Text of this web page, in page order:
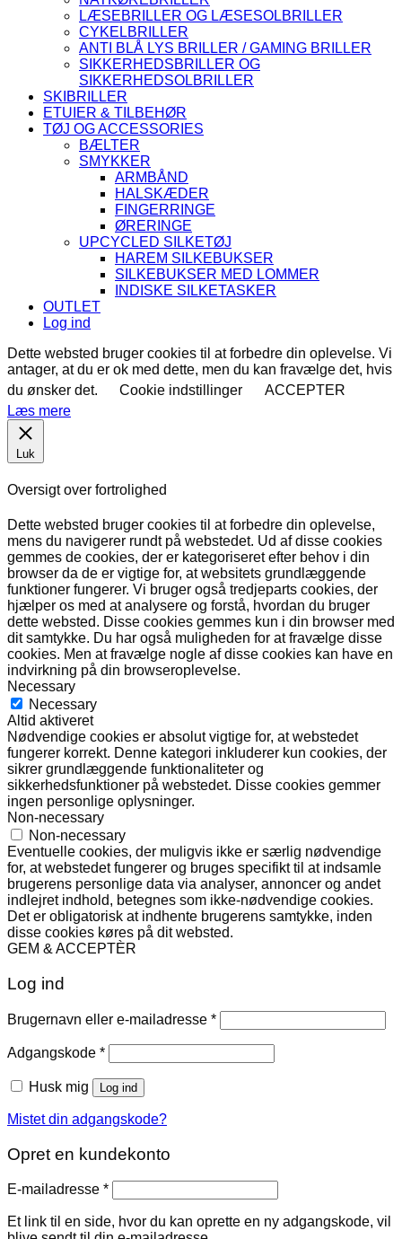
LÆSEBRILLER OG LÆSESOLBRILLER
CYKELBRILLER
ANTI BLÅ LYS BRILLER / GAMING BRILLER
SIKKERHEDSBRILLER OG
SIKKERHEDSOLBRILLER
SKIBRILLER
ETUIER & TILBEHØR
TØJ OG ACCESSORIES
BÆLTER
SMYKKER
ARMBÅND
HALSKÆDER
FINGERRINGE
ØRERINGE
UPCYCLED SILKETØJ
HAREM SILKEBUKSER
SILKEBUKSER MED LOMMER
INDISKE SILKETASKER
OUTLET
Log ind
Dette websted bruger cookies til at forbedre din oplevelse. Vi
antager, at du er ok med dette, men du kan fravælge det, hvis
du ønsker det.
Cookie indstillinger
ACCEPTER
Læs mere
Luk
Oversigt over fortrolighed
Dette websted bruger cookies til at forbedre din oplevelse,
mens du navigerer rundt på webstedet. Ud af disse cookies
gemmes de cookies, der er kategoriseret efter behov i din
browser da de er vigtige for, at websitets grundlæggende
funktioner fungerer. Vi bruger også tredjeparts cookies, der
hjælper os med at analysere og forstå, hvordan du bruger
dette websted. Disse cookies gemmes kun i din browser med
dit samtykke. Du har også muligheden for at fravælge disse
cookies. Men at fravælge nogle af disse cookies kan have en
indvirkning på din browseroplevelse.
Necessary
Necessary
Altid aktiveret
Nødvendige cookies er absolut vigtige for, at webstedet
fungerer korrekt. Denne kategori inkluderer kun cookies, der
sikrer grundlæggende funktionaliteter og
sikkerhedsfunktioner på webstedet. Disse cookies gemmer
ingen personlige oplysninger.
Non-necessary
Non-necessary
Eventuelle cookies, der muligvis ikke er særlig nødvendige
for, at webstedet fungerer og bruges specifikt til at indsamle
brugerens personlige data via analyser, annoncer og andet
indlejret indhold, betegnes som ikke-nødvendige cookies.
Det er obligatorisk at indhente brugerens samtykke, inden
disse cookies køres på dit websted.
GEM & ACCEPTÈR
Log ind
Brugernavn eller e-mailadresse *Påkrævet
Adgangskode *Påkrævet
Husk mig Log ind
Mistet din adgangskode?
Opret en kundekonto
E-mailadresse *Påkrævet
Et link til en side, hvor du kan oprette en ny adgangskode, vil